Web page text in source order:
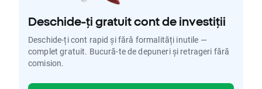
Deschide-ți gratuit cont de investiții
Deschide-ți cont rapid și fără formalități inutile —
complet gratuit. Bucură-te de depuneri și retrageri fără
comision.